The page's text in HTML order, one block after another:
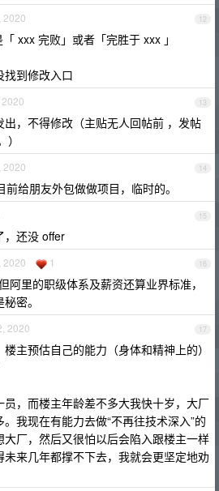
12
2020
xxx 完败」或者「完胜于 xxx 」
找到修改入口
13
出，不得修改（主贴无人回帖前 ，发帖
14
2020
前给朋友外包做做项目，临时的。
15
，还没 offer
16
2020 1
阿里的职级体系及薪资还算业界标准，
密。
17
2020
主预估自己的能力（身体和精神上的）
，而楼主年龄差不多大我快十岁，大厂
我现在有能力去做“不再往技术深入”的
厂，然后又很怕以后会陷入跟楼主一样
来几年都撑不下去，我就会更坚定地劝